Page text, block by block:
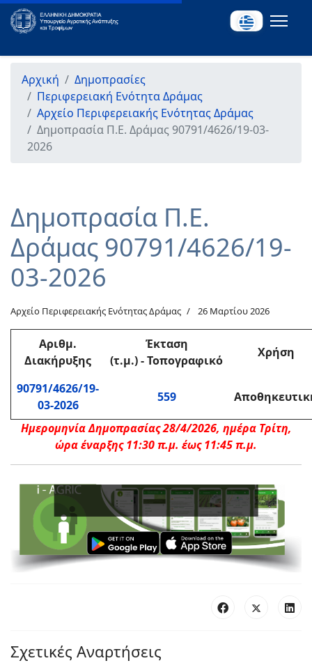
Αρχική
Δημοπρασίες
Περιφερειακή Ενότητα Δράμας
Αρχείο Περιφερειακής Ενότητας Δράμας
Δημοπρασία Π.Ε. Δράμας 90791/4626/19-03-
2026
Δημοπρασία Π.Ε.
Δράμας 90791/4626/19-
03-2026
Αρχείο Περιφερειακής Ενότητας Δράμας 26 Μαρτίου 2026
Αριθμ.
Διακήρυξης
Έκταση
(τ.μ.) - Τοπογραφικό
Χρήση
90791/4626/19-
03-2026
559
Ημερομηνία Δημοπρασίας 28/4/2026, ημέρα Τρίτη,
ώρα έναρξης 11:30 π.μ. έως 11:45 π.μ.
Σχετικές Αναρτήσεις